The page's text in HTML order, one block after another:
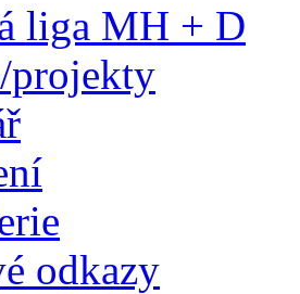
liga MH + D
projekty
odkazy